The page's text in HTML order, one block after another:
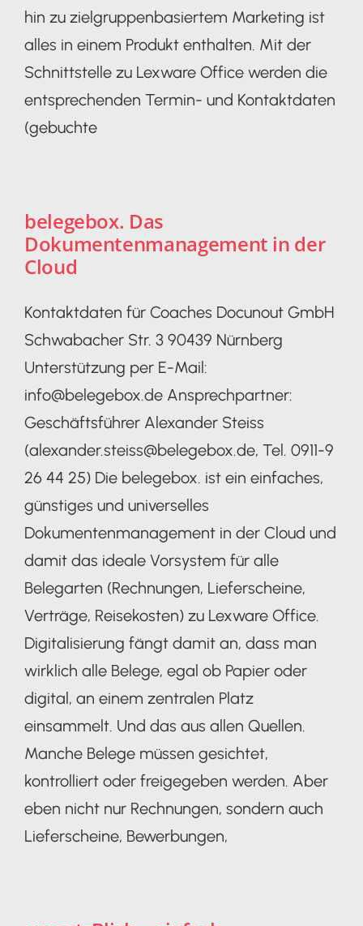
hin zu zielgruppenbasiertem Marketing ist
alles in einem Produkt enthalten. Mit der
Schnittstelle zu Lexware Office werden die
entsprechenden Termin- und Kontaktdaten
(gebuchte
belegebox. Das
Dokumentenmanagement in der
Cloud
Kontaktdaten für Coaches Docunout GmbH
Schwabacher Str. 3 90439 Nürnberg
Unterstützung per E-Mail:
info@belegebox.de Ansprechpartner:
Geschäftsführer Alexander Steiss
(alexander.steiss@belegebox.de, Tel. 0911-9
26 44 25) Die belegebox. ist ein einfaches,
günstiges und universelles
Dokumentenmanagement in der Cloud und
damit das ideale Vorsystem für alle
Belegarten (Rechnungen, Lieferscheine,
Verträge, Reisekosten) zu Lexware Office.
Digitalisierung fängt damit an, dass man
wirklich alle Belege, egal ob Papier oder
digital, an einem zentralen Platz
einsammelt. Und das aus allen Quellen.
Manche Belege müssen gesichtet,
kontrolliert oder freigegeben werden. Aber
eben nicht nur Rechnungen, sondern auch
Lieferscheine, Bewerbungen,